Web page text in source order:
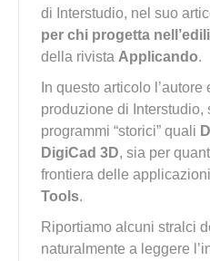
di Interstudio, nel suo
per chi progetta
della rivista Applicando.
In questo articolo
produzione di Interstudio,
programmi “storici” quali
DigiCad 3D, sia per
frontiera delle
Tools.
Riportiamo alcuni stralci
naturalmente a leggere